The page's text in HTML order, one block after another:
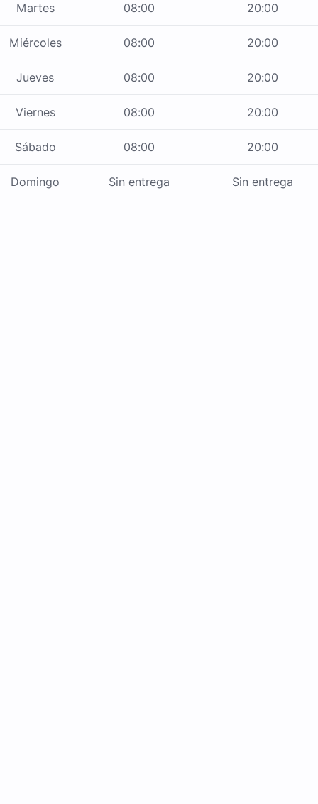
Martes 08:00 20:00
Miércoles 08:00 20:00
Jueves 08:00 20:00
Viernes 08:00 20:00
Sábado 08:00 20:00
Domingo Sin entrega Sin entrega